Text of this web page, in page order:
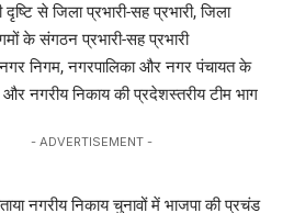
से जिला प्रभारी-सह प्रभारी, जिला
के संगठन प्रभारी-सह प्रभारी
निगम, नगरपालिका और नगर पंचायत के
और नगरीय निकाय की प्रदेशस्तरीय टीम भाग
- ADVERTISEMENT -
नगरीय निकाय चुनावों में भाजपा की प्रचंड